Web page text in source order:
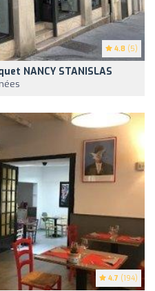
4.8 (5)
NANCY STANISLAS
4.7 (194)